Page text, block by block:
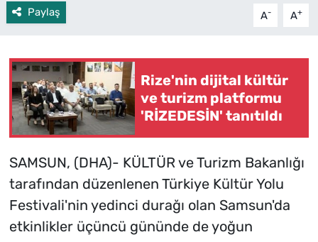
Paylaş A- A+
Rize'nin dijital kültür
ve turizm platformu
'RİZEDESİN' tanıtıldı
SAMSUN, (DHA)- KÜLTÜR ve Turizm Bakanlığı
tarafından düzenlenen Türkiye Kültür Yolu
Festivali'nin yedinci durağı olan Samsun'da
etkinlikler üçüncü gününde de yoğun